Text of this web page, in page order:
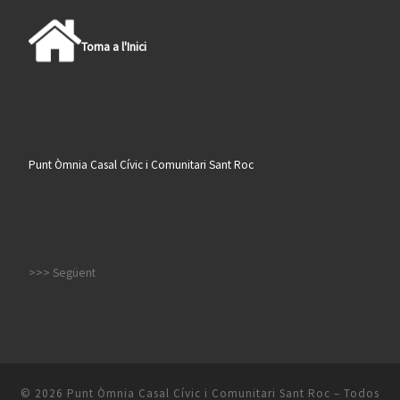
Torna a l'Inici
Punt Òmnia Casal Cívic i Comunitari Sant Roc
>>> Següent
© 2026 Punt Òmnia Casal Cívic i Comunitari Sant Roc – Todos